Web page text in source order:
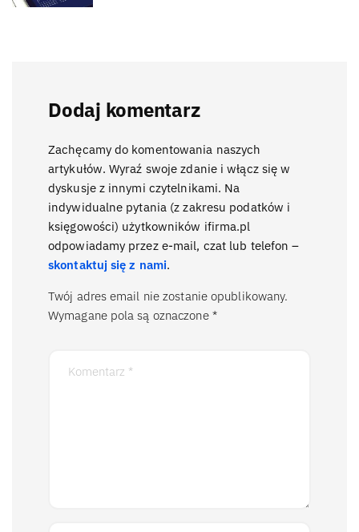
Dodaj komentarz
Zachęcamy do komentowania naszych
artykułów. Wyraź swoje zdanie i włącz się w
dyskusje z innymi czytelnikami. Na
indywidualne pytania (z zakresu podatków i
księgowości) użytkowników ifirma.pl
odpowiadamy przez e-mail, czat lub telefon –
skontaktuj się z nami.
Twój adres email nie zostanie opublikowany.
Wymagane pola są oznaczone *